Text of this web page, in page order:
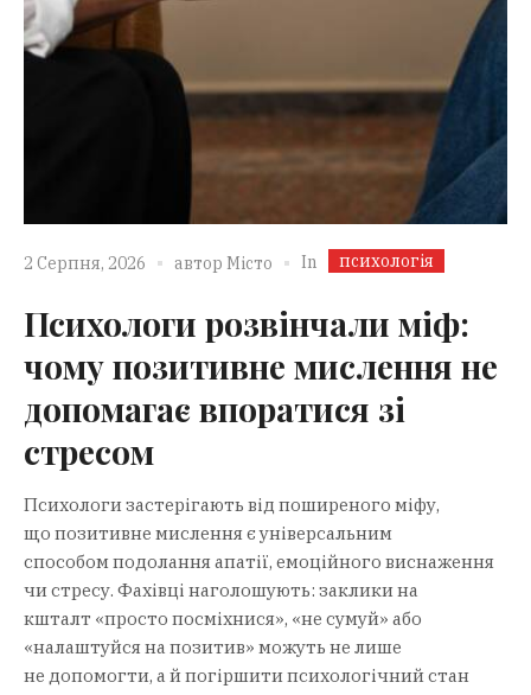
2 Серпня, 2026 автор Місто In психологія
Психологи розвінчали міф:
чому позитивне мислення не
допомагає впоратися зі
стресом
Психологи застерігають від поширеного міфу,
що позитивне мислення є універсальним
способом подолання апатії, емоційного виснаження
чи стресу. Фахівці наголошують: заклики на
кшталт «просто посміхнися», «не сумуй» або
«налаштуйся на позитив» можуть не лише
не допомогти, а й погіршити психологічний стан